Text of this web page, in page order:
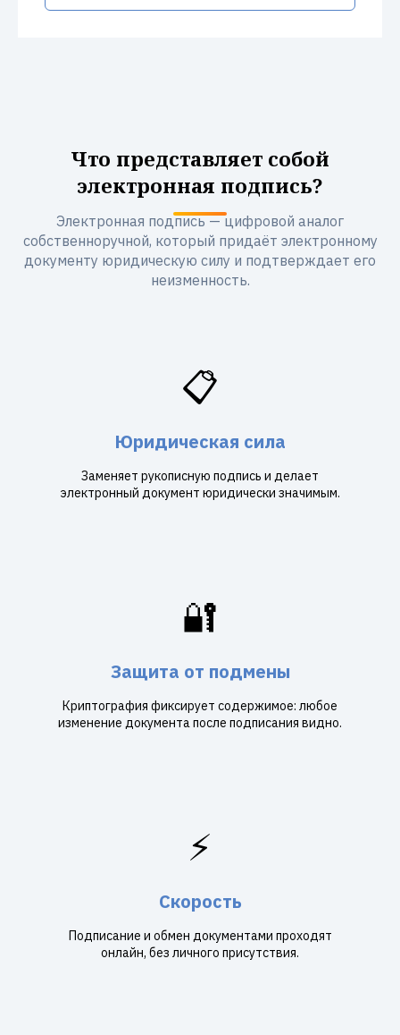
Что представляет собой
электронная подпись?
Электронная подпись — цифровой аналог
собственноручной, который придаёт электронному
документу юридическую силу и подтверждает его
неизменность.
📋
Юридическая сила
Заменяет рукописную подпись и делает
электронный документ юридически значимым.
🔐
Защита от подмены
Криптография фиксирует содержимое: любое
изменение документа после подписания видно.
⚡
Скорость
Подписание и обмен документами проходят
онлайн, без личного присутствия.